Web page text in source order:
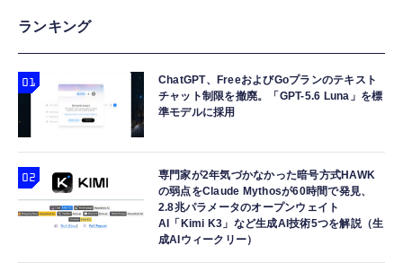
ランキング
ChatGPT、FreeおよびGoプランのテキスト
チャット制限を撤廃。「GPT-5.6 Luna」を標
準モデルに採用
専門家が2年気づかなかった暗号方式HAWK
の弱点をClaude Mythosが60時間で発見、
2.8兆パラメータのオープンウェイト
AI「Kimi K3」など生成AI技術5つを解説（生
成AIウィークリー）